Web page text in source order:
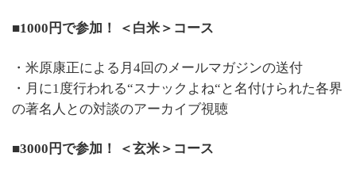
■1000円で参加！ ＜白米＞コース
・米原康正による月4回のメールマガジンの送付
・月に1度行われる“スナックよね“と名付けられた各界
の著名人との対談のアーカイブ視聴
■3000円で参加！ ＜玄米＞コース